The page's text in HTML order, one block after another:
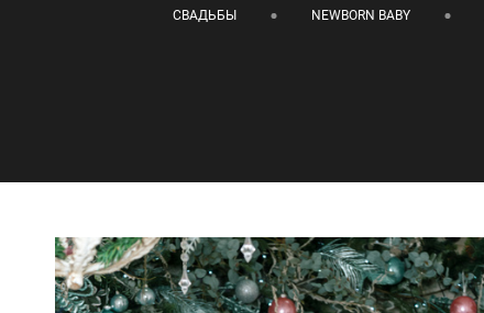
СВАДЬБЫ NEWBORN BABY